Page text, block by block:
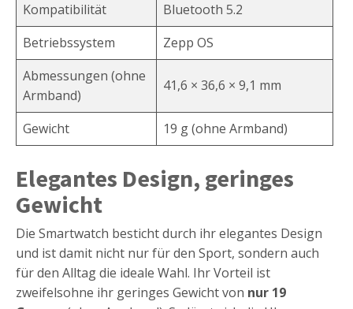
Kompatibilität
Bluetooth 5.2
Betriebssystem
Zepp OS
Abmessungen (ohne
Armband)
41,6 × 36,6 × 9,1 mm
Gewicht 19 g (ohne Armband)
Elegantes Design, geringes
Gewicht
Die Smartwatch besticht durch ihr elegantes Design
und ist damit nicht nur für den Sport, sondern auch
für den Alltag die ideale Wahl. Ihr Vorteil ist
zweifelsohne ihr geringes Gewicht von nur 19